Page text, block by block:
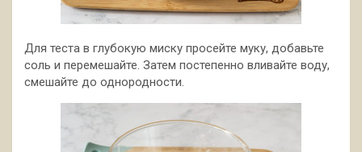
Для теста в глубокую миску просейте муку, добавьте
соль и перемешайте. Затем постепенно вливайте воду,
смешайте до однородности.